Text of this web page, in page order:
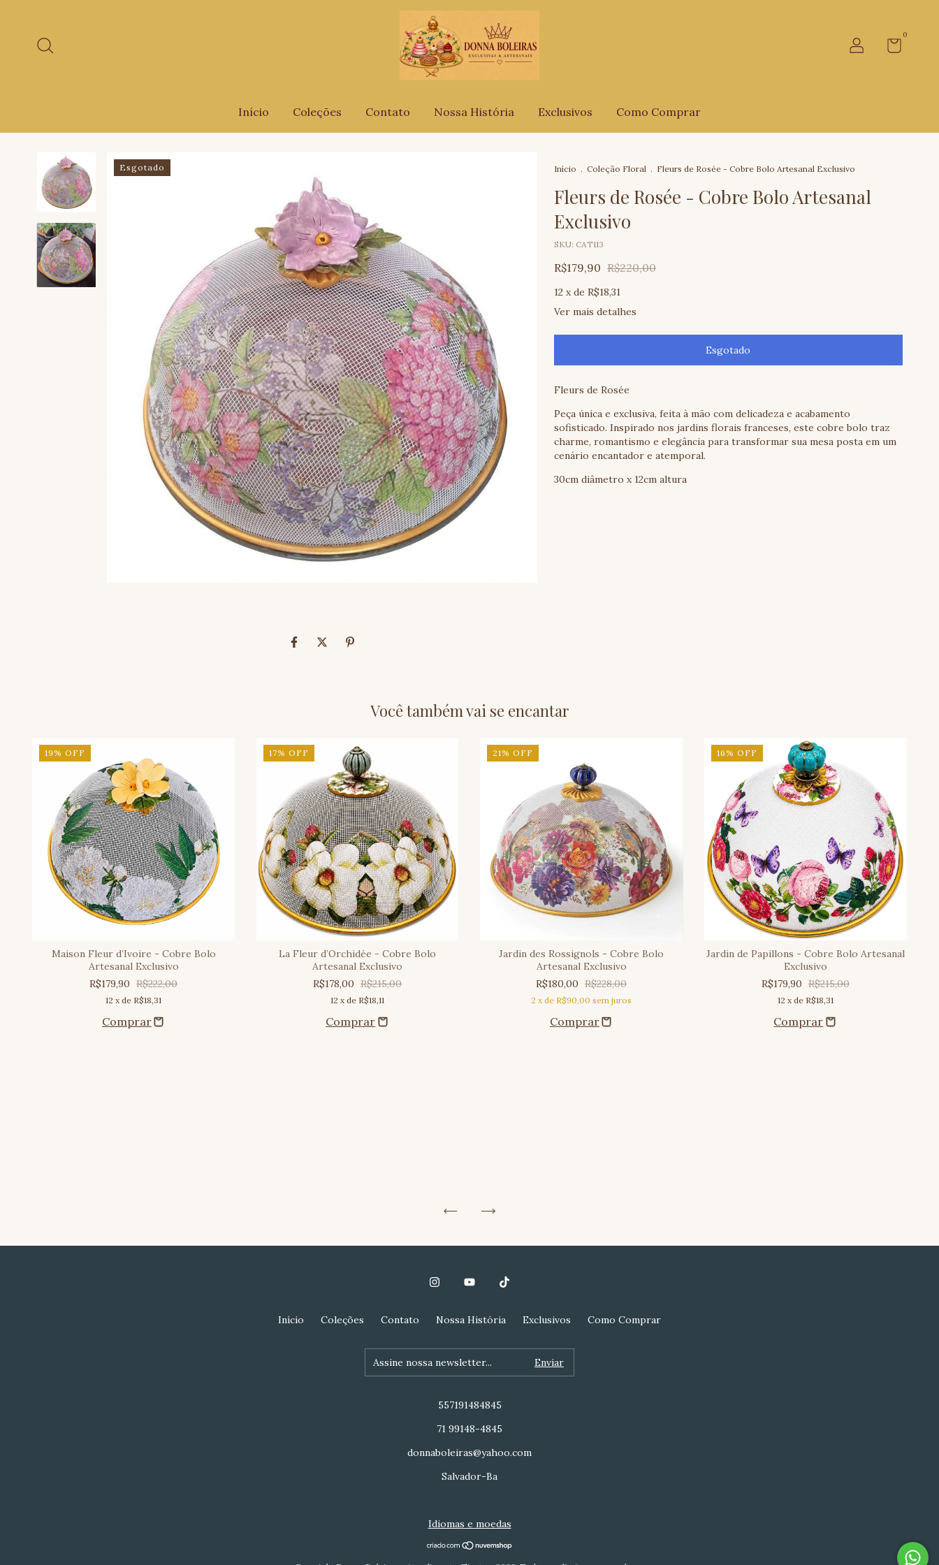
0
Início Coleções Contato Nossa História Exclusivos Como Comprar
Esgotado Início . Coleção Floral . Fleurs de Rosée - Cobre Bolo Artesanal Exclusivo
Fleurs de Rosée - Cobre Bolo Artesanal
Exclusivo
SKU: CAT113
R$179,90 R$220,00
12 x de R$18,31
Ver mais detalhes
Fleurs de Rosée
Peça única e exclusiva, feita à mão com delicadeza e acabamento
sofisticado. Inspirado nos jardins florais franceses, este cobre bolo traz
charme, romantismo e elegância para transformar sua mesa posta em um
cenário encantador e atemporal.
30cm diâmetro x 12cm altura
Você também vai se encantar
19% OFF
Maison Fleur d’Ivoire - Cobre Bolo
Artesanal Exclusivo
R$179,90 R$222,00
12 x de R$18,31
17% OFF
La Fleur d’Orchidée - Cobre Bolo
Artesanal Exclusivo
R$178,00 R$215,00
12 x de R$18,11
21 % OFF
Jardin des Rossignols - Cobre Bolo
Artesanal Exclusivo
R$180,00 R$228,00
2 x de R$90,00 sem juros
16 % OFF
Jardin de Papillons - Cobre Bolo Artesanal
Exclusivo
R$179,90 R$215,00
12 x de R$18,31
Início Coleções Contato Nossa História Exclusivos Como Comprar
557191484845
71 99148-4845
donnaboleiras@yahoo.com
Salvador-Ba
Idiomas e moedas